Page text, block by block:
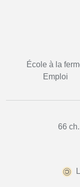
École à la
Emploi
66